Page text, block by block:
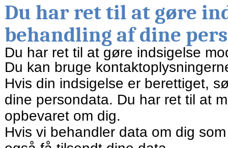
Du har ret til at gøre
behandling af dine
Du har ret til at gøre indsigelse
Du kan bruge
Hvis din indsigelse er berettiget,
dine persondata. Du har ret til at
opbevaret om dig.
Hvis vi behandler data om dig